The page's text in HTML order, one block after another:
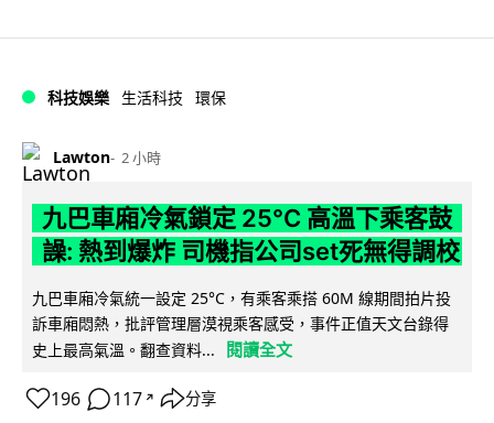
科技娛樂 生活科技 環保
Lawton 2 小時
九巴車廂冷氣鎖定 25°C 高溫下乘客鼓
譟: 熱到爆炸 司機指公司set死無得調校
九巴車廂冷氣統一設定 25°C，有乘客乘搭 60M 線期間拍片投
訴車廂悶熱，批評管理層漠視乘客感受，事件正值天文台錄得
史上最高氣溫。翻查資料...
閱讀全文
196 117 ↗ 分享